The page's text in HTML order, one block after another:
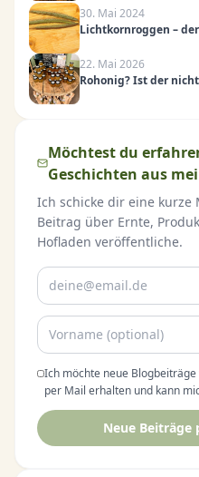
30. Mai 2024
Lichtkornroggen –
22. Mai 2026
Rohonig? Ist der
Möchtest du
Geschichten aus
Ich schicke dir eine kurze
Beitrag über Ernte,
Hofladen veröffentliche.
Ich möchte neue
per Mail erhalten und kann
Neue Beiträge